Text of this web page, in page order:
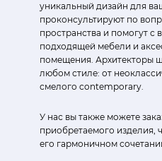
уникальный дизайн для
проконсультируют по
пространства и помогут
подходящей мебели и
помещения. Архитекторы
любом стиле: от
смелого contemporary.
У нас вы также можете
приобретаемого изделия,
его гармоничном